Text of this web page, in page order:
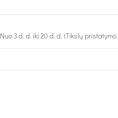
Nuo 3 d. d. iki 20 d. d. (Tikslų